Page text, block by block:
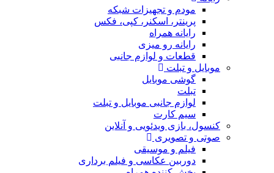
مودم و تجهیزات شبکه
پرینتر، اسکنر، کپی، فکس
رایانه همراه
رایانه رو میزی
قطعات و لوازم جانبی
موبایل و تبلت
گوشی موبایل
تبلت
لوازم جانبی موبایل و تبلت
سیم کارت
کنسول، بازی‌ ویدئویی و آنلاین
صوتی و تصویری
فیلم و موسیقی
دوربین عکاسی و فیلم برداری